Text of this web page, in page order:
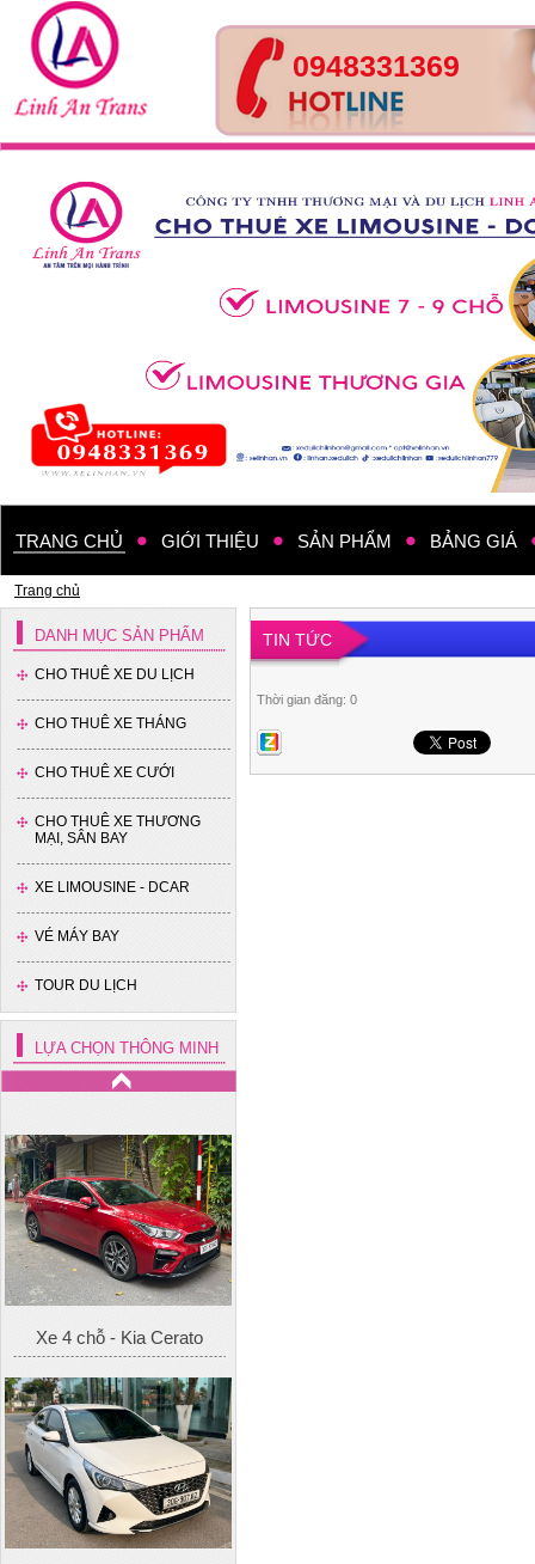
0948331369
TRANG CHỦ GIỚI THIỆU SẢN PHẨM BẢNG GIÁ
Trang chủ
DANH MỤC SẢN PHẨM
CHO THUÊ XE DU LỊCH
CHO THUÊ XE THÁNG
CHO THUÊ XE CƯỚI
CHO THUÊ XE THƯƠNG
MẠI, SÂN BAY
XE LIMOUSINE - DCAR
VÉ MÁY BAY
TOUR DU LỊCH
LỰA CHỌN THÔNG MINH
Tour Huế- Đà Nẵng – Hội
Xe 45 chỗ - Kia Granbird
Tracomeco
Xe 16 chỗ - Hyundai Solati
TIN TỨC
Thời gian đăng: 0